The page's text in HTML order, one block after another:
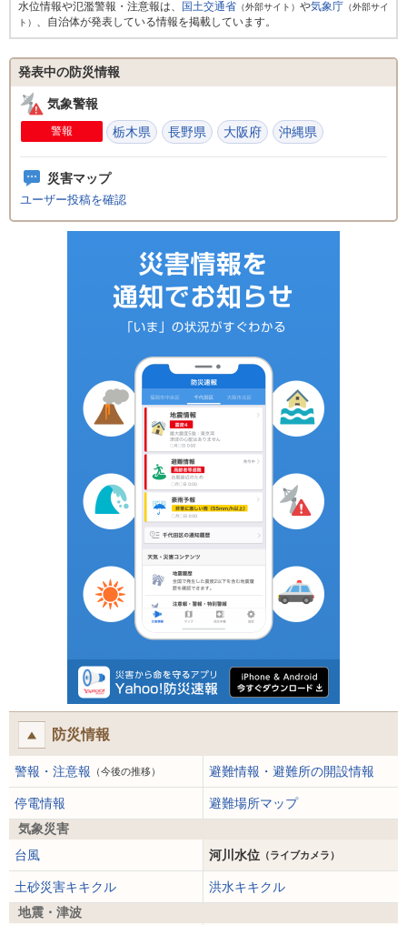
水位情報や氾濫警報・注意報は、 国土交通省 （外部サイト） や気象庁 （外部サイ
ト） 、自治体が発表している情報を掲載しています。
発表中の防災情報
気象警報
警報 栃木県 長野県 大阪府 沖縄県
災害マップ
ユーザー投稿を確認
防災情報
警報・注意報 （今後の推移） 避難情報・避難所の開設情報
停電情報
避難場所マップ
気象災害
台風
河川水位 （ライブカメラ）
土砂災害キキクル
洪水キキクル
地震・津波